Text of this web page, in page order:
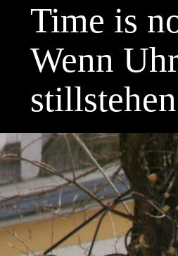
Time is
Wenn